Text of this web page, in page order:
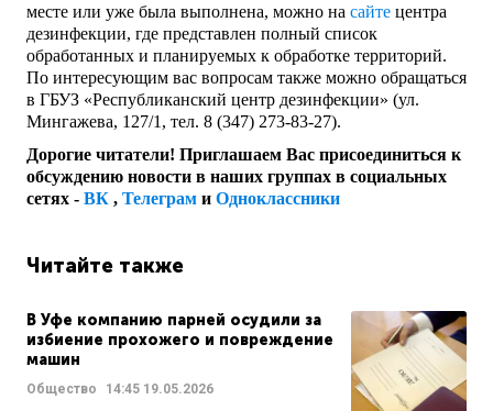
месте или уже была выполнена, можно на сайте центра
дезинфекции, где представлен полный список
обработанных и планируемых к обработке территорий.
По интересующим вас вопросам также можно обращаться
в ГБУЗ «Республиканский центр дезинфекции» (ул.
Мингажева, 127/1, тел. 8 (347) 273-83-27).
Дорогие читатели! Приглашаем Вас присоединиться к
обсуждению новости в наших группах в социальных
сетях - ВК , Телеграм и Одноклассники
Читайте также
В Уфе компанию парней осудили за
избиение прохожего и повреждение
машин
Общество 14:45 19.05.2026